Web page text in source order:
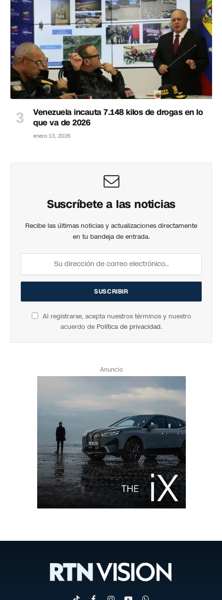
Venezuela incauta 7.148 kilos de drogas en lo
que va de 2026
enero 13, 2026
Suscríbete a las noticias
Recibe las últimas noticias y actualizaciones directamente
en tu bandeja de entrada.
Al registrarse, acepta nuestros términos y nuestro
acuerdo de Política de privacidad.
Anuncio